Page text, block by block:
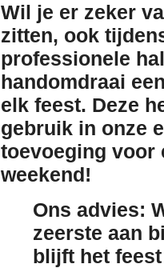
Wil je er zeker
zitten, ook
professionele
handomdraai
elk feest. Deze
gebruik in onze
toevoeging voor
weekend!
Ons advies:
zeerste aan
blijft het